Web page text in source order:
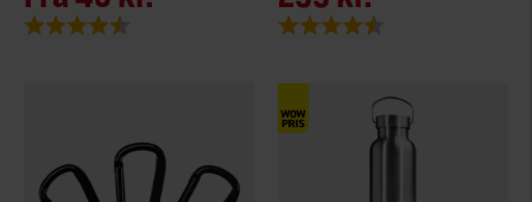
Vurdering: Vurdering: